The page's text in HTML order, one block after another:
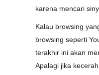
karena mencari
Kalau browsing
browsing seperti
terakhir ini akan
Apalagi jika